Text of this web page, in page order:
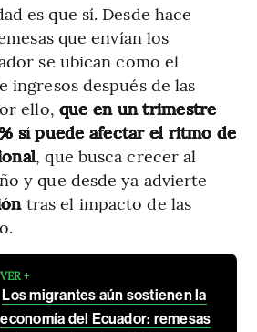
es que sí. Desde hace
que envían los
se ubican como el
ingresos después de las
ello, que en un trimestre
sí puede afectar el ritmo de
, que busca crecer al
y que desde ya advierte
tras el impacto de las
VER +
Los migrantes aún sostienen la
economía del Ecuador: remesas